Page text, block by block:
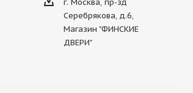
г. Москва, пр-зд
Серебрякова, д.6,
Магазин "ФИНСКИЕ
ДВЕРИ"